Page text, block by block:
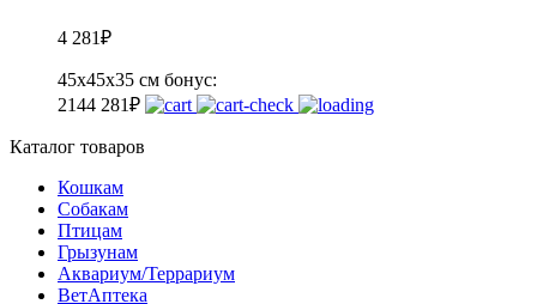
4 281₽
45х45х35 см бонус:
2144 281₽
Каталог товаров
Кошкам
Собакам
Птицам
Грызунам
Аквариум/Террариум
ВетАптека